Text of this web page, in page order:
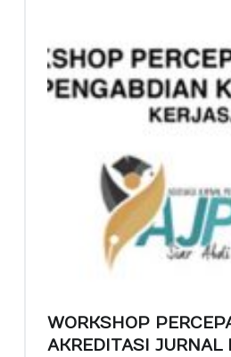
A
K
A
T
WORKSHOP
AKREDITASI JURNAL